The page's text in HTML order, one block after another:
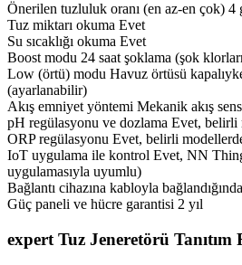
Önerilen tuzluluk oranı (en az-en çok)
Tuz miktarı okuma Evet
Su sıcaklığı okuma Evet
Boost modu 24 saat şoklama (şok
Low (örtü) modu Havuz örtüsü
(ayarlanabilir)
Akış emniyet yöntemi Mekanik akış
pH regülasyonu ve dozlama Evet, belirli
ORP regülasyonu Evet, belirli
IoT uygulama ile kontrol Evet, NN
uygulamasıyla uyumlu)
Bağlantı cihazına kabloyla
Güç paneli ve hücre garantisi 2 yıl
expert Tuz Jeneretörü Tanıtım